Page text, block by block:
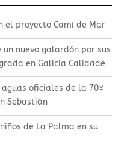
el proyecto Camí de Mar
nuevo galardón por sus
en Galicia Calidade
oficiales de la 70º
Sebastián
de La Palma en su